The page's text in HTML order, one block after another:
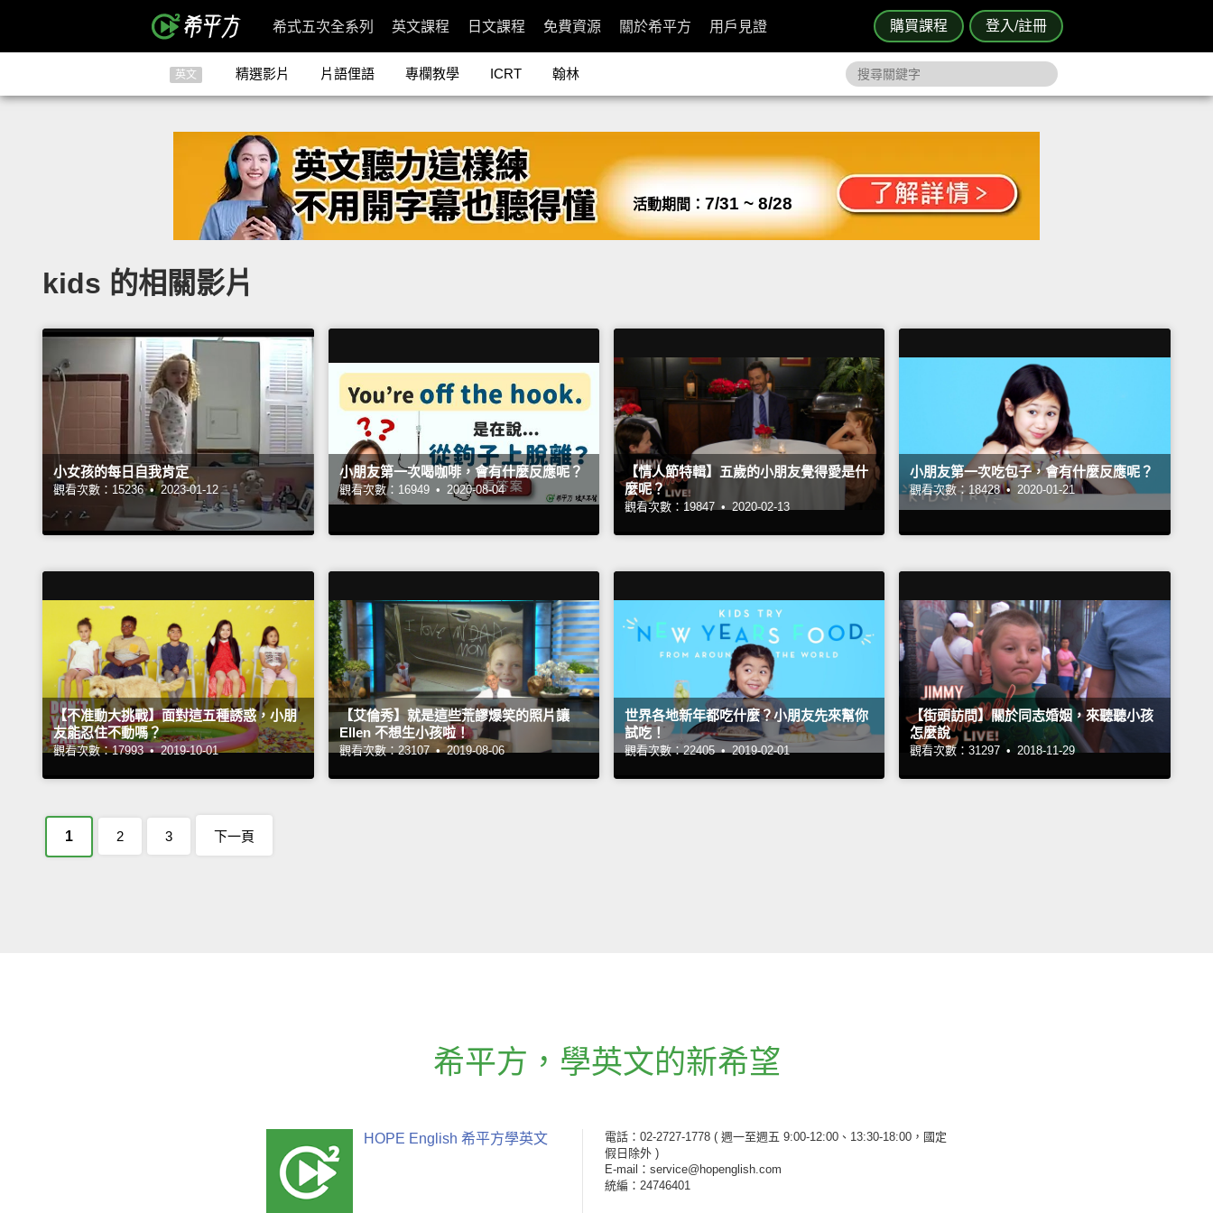
購買課程 登入/註冊
希式五次全系列 英文課程 日文課程 免費資源 關於希平方 用戶見證
英文 精選影片 片語俚語 專欄教學 ICRT 翰林
活動期間： 7/31 ~ 8/28
kids 的相關影片
小女孩的每日自我肯定
觀看次數：15236 • 2023-01-12
小朋友第一次喝咖啡，會有什麼反應呢？
觀看次數：16949 • 2020-08-04
【情人節特輯】五歲的小朋友覺得愛是什
麼呢？
觀看次數：19847 • 2020-02-13
小朋友第一次吃包子，會有什麼反應呢？
觀看次數：18428 • 2020-01-21
【不准動大挑戰】面對這五種誘惑，小朋
友能忍住不動嗎？
觀看次數：17993 • 2019-10-01
【艾倫秀】就是這些荒謬爆笑的照片讓
Ellen 不想生小孩啦！
觀看次數：23107 • 2019-08-06
世界各地新年都吃什麼？小朋友先來幫你
試吃！
觀看次數：22405 • 2019-02-01
【街頭訪問】關於同志婚姻，來聽聽小孩
怎麼說
觀看次數：31297 • 2018-11-29
1 2 3 下一頁
希平方 ， 學英文的新希望
HOPE English 希平方學英文 電話：02-2727-1778 ( 週一至週五 9:00-12:00、13:30-18:00，國定
假日除外 )
E-mail：service@hopenglish.com
統編：24746401